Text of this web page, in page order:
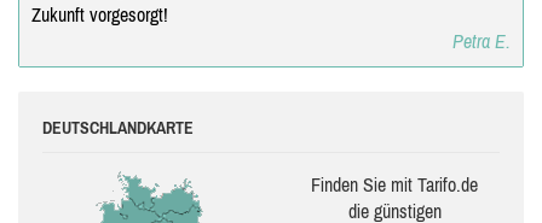
Zukunft vorgesorgt!
Petra E.
DEUTSCHLANDKARTE
Finden Sie mit Tarifo.de
die güns­ti­gen